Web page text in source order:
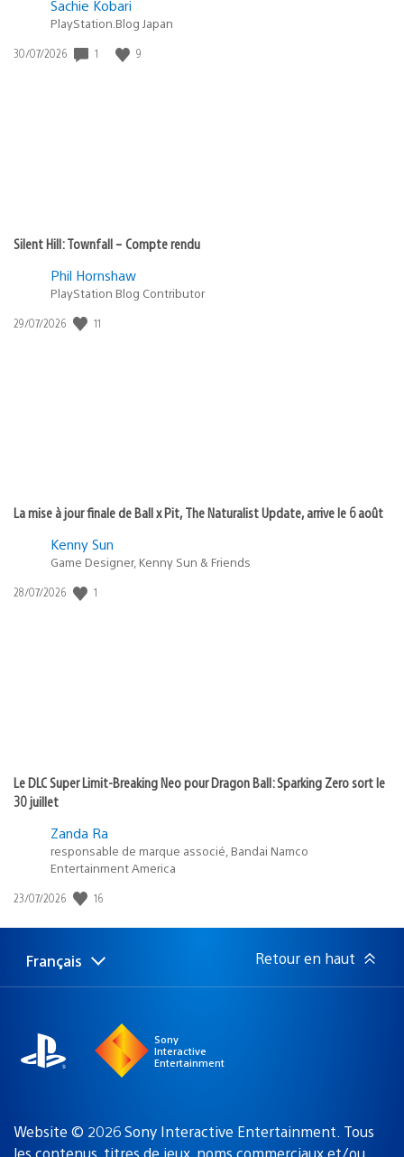
Sachie Kobari
PlayStation.Blog Japan
Date
30/07/2026 1 9
Silent Hill: Townfall – Compte rendu
Phil Hornshaw
PlayStation Blog Contributor
Date
29/07/2026 11
La mise à jour finale de Ball x Pit, The Naturalist Update, arrive le 6 août
Kenny Sun
Game Designer, Kenny Sun & Friends
Date
28/07/2026 1
Le DLC Super Limit-Breaking Neo pour Dragon Ball: Sparking Zero sort le
30 juillet
Zanda Ra
responsable de marque associé, Bandai Namco
Entertainment America
Date
publication
23/07/2026 16
Choisir
une
Région
actuelle
Français Retour en haut
Sony
Interactive
Entertainment
Website © 2026 Sony Interactive Entertainment. Tous
les contenus, titres de jeux, noms commerciaux et/ou